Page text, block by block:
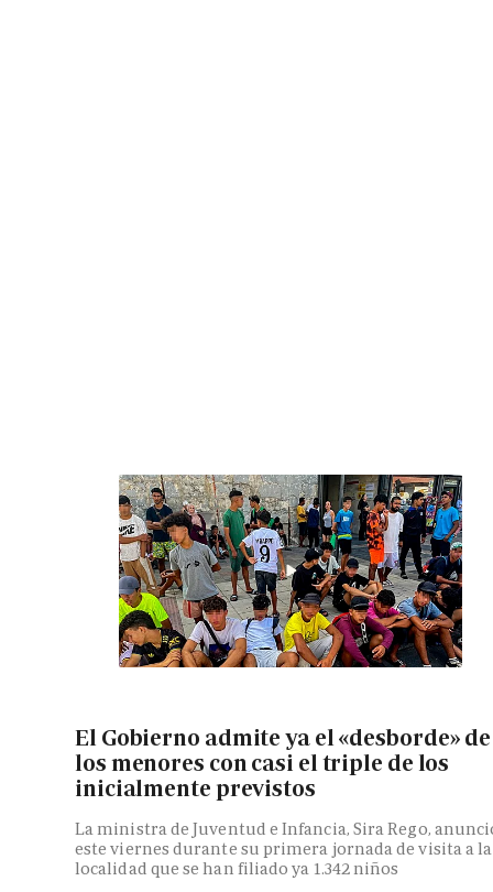
El Gobierno admite ya el «desborde» de
los menores con casi el triple de los
inicialmente previstos
La ministra de Juventud e Infancia, Sira Rego,
este viernes durante su primera jornada de visita a la
localidad que se han filiado ya 1.342 niños